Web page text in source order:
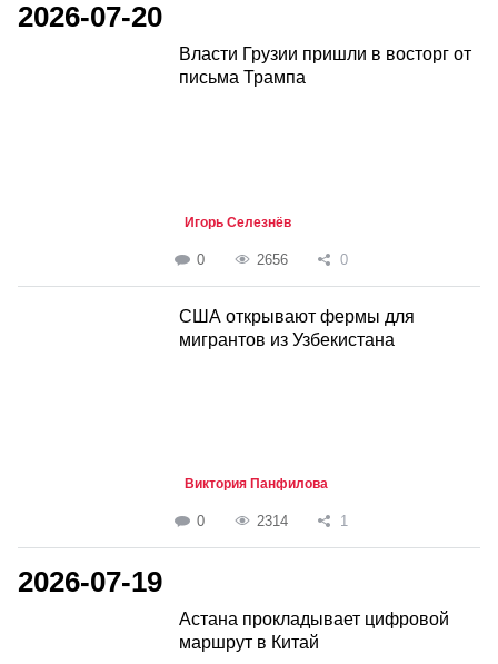
2026-07-20
Власти Грузии пришли в восторг от
письма Трампа
Игорь Селезнёв
0 2656 0
США открывают фермы для
мигрантов из Узбекистана
Виктория Панфилова
0 2314 1
2026-07-19
Астана прокладывает цифровой
маршрут в Китай